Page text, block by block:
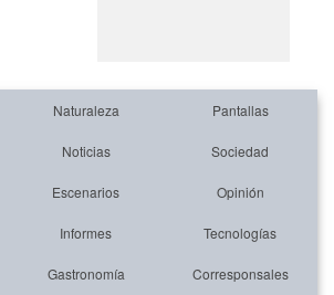
Naturaleza Pantallas
Noticias Sociedad
Escenarios Opinión
Informes Tecnologías
Gastronomía Corresponsales